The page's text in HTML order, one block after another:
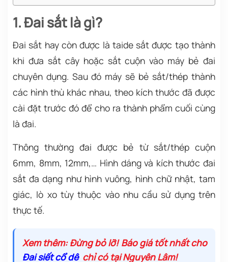
1. Đai sắt là gì?
Đai sắt hay còn được là taide sắt được tạo thành
khi đưa sắt cây hoặc sắt cuộn vào máy bẻ đai
chuyên dụng. Sau đó máy sẽ bẻ sắt/thép thành
các hình thù khác nhau, theo kích thước đã được
cài đặt trước đó để cho ra thành phẩm cuối cùng
là đai.
Thông thường đai được bẻ từ sắt/thép cuộn
6mm, 8mm, 12mm,… Hình dáng và kích thước đai
sắt đa dạng như hình vuông, hình chữ nhật, tam
giác, lò xo tùy thuộc vào nhu cầu sử dụng trên
thực tế.
Xem thêm: Đừng bỏ lỡ! Báo giá tốt nhất cho
Đai siết cổ dê chỉ có tại Nguyên Lâm!